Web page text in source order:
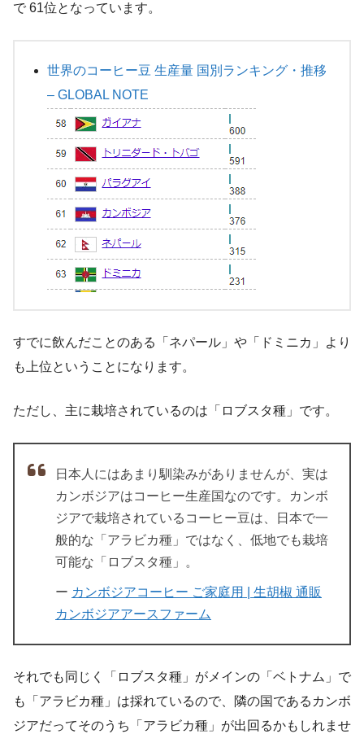
で 61位となっています。
世界のコーヒー豆 生産量 国別ランキング・推移
– GLOBAL NOTE
すでに飲んだことのある「ネパール」や「ドミニカ」より
も上位ということになります。
ただし、主に栽培されているのは「ロブスタ種」です。
日本人にはあまり馴染みがありませんが、実は
カンボジアはコーヒー生産国なのです。カンボ
ジアで栽培されているコーヒー豆は、日本で一
般的な「アラビカ種」ではなく、低地でも栽培
可能な「ロブスタ種」。
ー カンボジアコーヒー ご家庭用 | 生胡椒 通販
カンボジアアースファーム
それでも同じく「ロブスタ種」がメインの「ベトナム」で
も「アラビカ種」は採れているので、隣の国であるカンボ
ジアだってそのうち「アラビカ種」が出回るかもしれませ